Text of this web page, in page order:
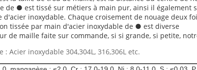
de ● est tissé sur métiers à main pur, ainsi il
d'acier inoxydable. Chaque croisement de nouage deux
tissée par main d'acier inoxydable de ● est diverse
de maille faite sur commande, si si grande, si petite,
Acier inoxydable 304,304L, 316,306L etc.